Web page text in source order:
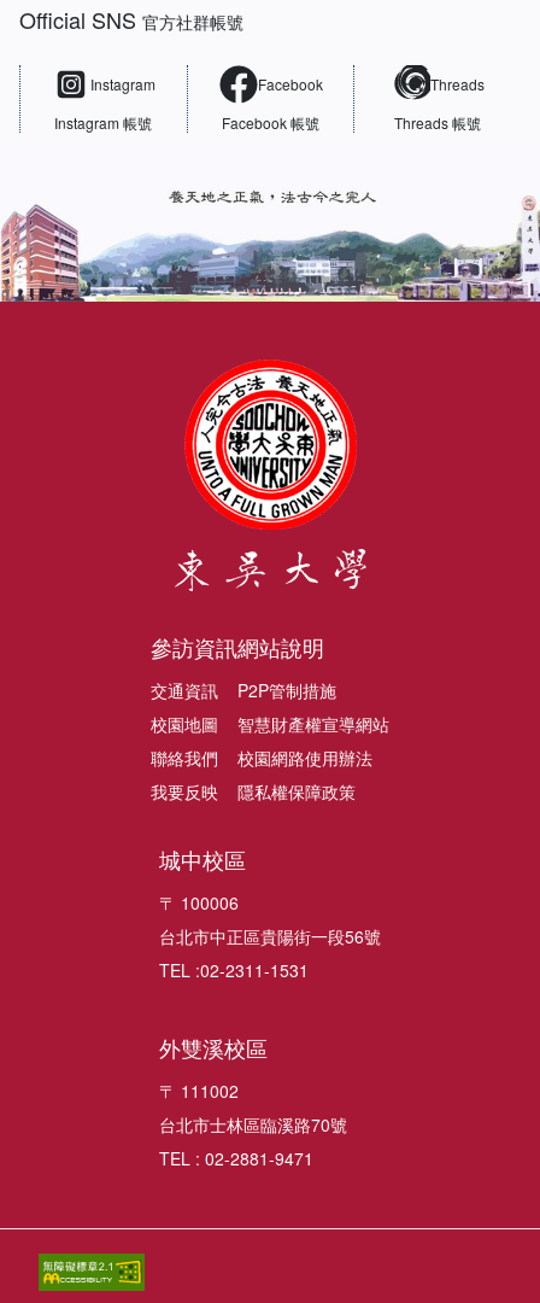
Official SNS官方社群帳號
Instagram
Instagram 帳號
Facebook
Facebook 帳號
Threads
Threads 帳號
參訪資訊
交通資訊
校園地圖
聯絡我們
我要反映
網站說明
P2P管制措施
智慧財產權宣導網站
校園網路使用辦法
隱私權保障政策
城中校區
〒 100006
台北市中正區貴陽街一段56號
TEL :02-2311-1531
外雙溪校區
〒 111002
台北市士林區臨溪路70號
TEL : 02-2881-9471